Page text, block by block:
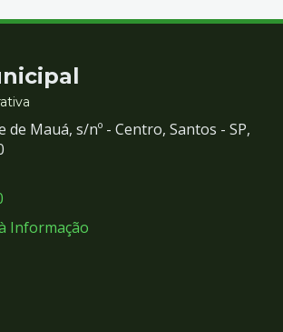
de Mauá, s/nº - Centro, Santos - SP,
Informação